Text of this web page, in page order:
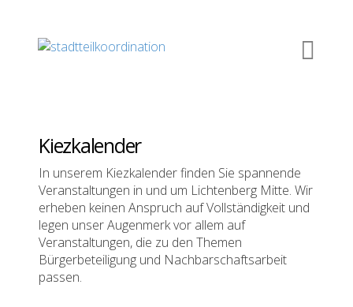
Kiezkalender
In unserem Kiezkalender finden Sie spannende
Veranstaltungen in und um Lichtenberg Mitte. Wir
erheben keinen Anspruch auf Vollständigkeit und
legen unser Augenmerk vor allem auf
Veranstaltungen, die zu den Themen
Bürgerbeteiligung und Nachbarschaftsarbeit
passen.